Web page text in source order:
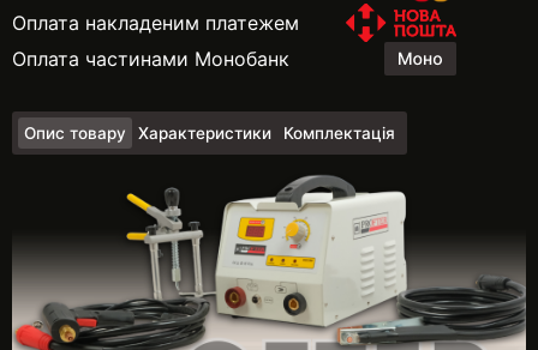
Оплата накладеним платежем
Оплата частинами Монобанк
Опис товару Характеристики Комплектація